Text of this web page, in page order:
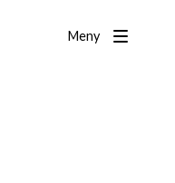
Meny